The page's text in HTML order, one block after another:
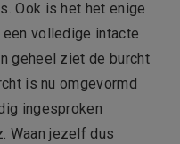
Ook is het het enige
volledige intacte
geheel ziet de burcht
is nu omgevormd
ingesproken
Waan jezelf dus